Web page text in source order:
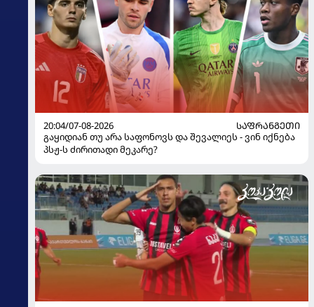
20:04/07-08-2026
ᲡᲐᲤᲠᲐᲜᲒᲔᲗᲘ
გაყიდიან თუ არა საფონოვს და შევალიეს - ვინ იქნება
პსჟ-ს ძირითადი მეკარე?